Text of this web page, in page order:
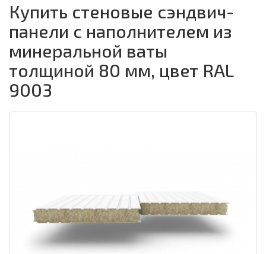
Купить стеновые сэндвич-
панели с наполнителем из
минеральной ваты
толщиной 80 мм, цвет RAL
9003